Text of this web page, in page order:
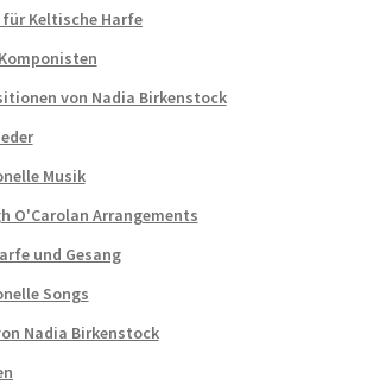
Keltische Harfe
von Nadia Birkenstock
Musik
O'Carolan Arrangements
und Gesang
Songs
Nadia Birkenstock